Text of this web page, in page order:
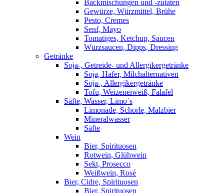
Backmischungen und -zutaten
Gewürze, Würzmittel, Brühe
Pesto, Cremes
Senf, Mayo
Tomatiges, Ketchup, Saucen
Würzsaucen, Dipps, Dressing
Getränke
Soja-, Getreide- und Allergikergetränke
Soja, Hafer, Milchalternativen
Soja-, Allergikergetränke
Tofu, Weizeneiweiß, Falafel
Säfte, Wasser, Limo´s
Limonade, Schorle, Malzbier
Mineralwasser
Säfte
Wein
Bier, Spirituosen
Rotwein, Glühwein
Sekt, Prosecco
Weißwein, Rosé
Bier, Cidre, Spirituosen
Bier, Spirituosen